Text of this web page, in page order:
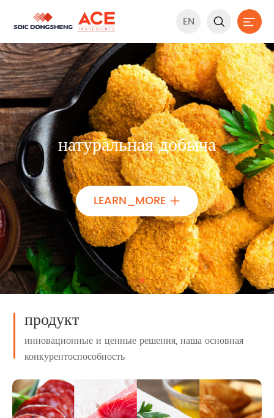
EN  
натуральная добыча
LEARN_MORE 
продукт
инновационные и ценные решения, наша основная
конкурентоспособность